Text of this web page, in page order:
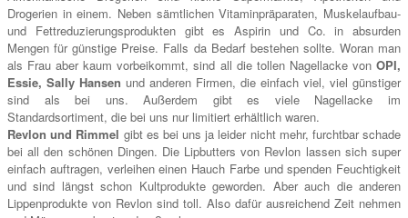
Drogerien in einem. Neben sämtlichen Vitaminpräparaten, Muskelaufbau-
und Fettreduzierungsprodukten gibt es Aspirin und Co. in absurden
Mengen für günstige Preise. Falls da Bedarf bestehen sollte. Woran man
als Frau aber kaum vorbeikommt, sind all die tollen Nagellacke von OPI,
Essie, Sally Hansen und anderen Firmen, die einfach viel, viel günstiger
sind als bei uns. Außerdem gibt es viele Nagellacke im
Standardsortiment, die bei uns nur limitiert erhältlich waren.
Revlon und Rimmel gibt es bei uns ja leider nicht mehr, furchtbar schade
bei all den schönen Dingen. Die Lipbutters von Revlon lassen sich super
einfach auftragen, verleihen einen Hauch Farbe und spenden Feuchtigkeit
und sind längst schon Kultprodukte geworden. Aber auch die anderen
Lippenprodukte von Revlon sind toll. Also dafür ausreichend Zeit nehmen